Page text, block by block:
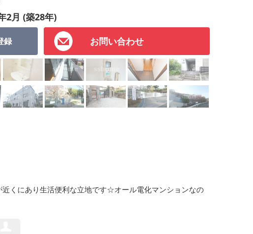
録 お問い合わせ
2月 (築28年)
くにあり生活便利な立地です☆オール電化マンションなの